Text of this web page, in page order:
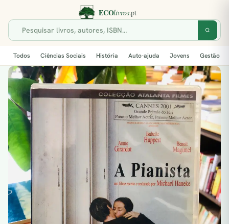
Todos Ciências Sociais História Auto-ajuda Jovens Gestão